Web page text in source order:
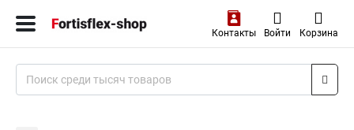
Контакты Войти Корзина